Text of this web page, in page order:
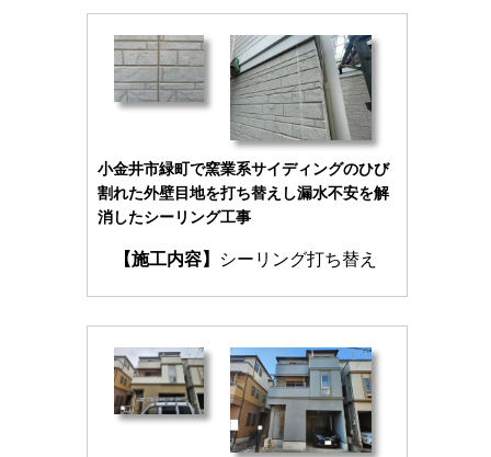
小金井市緑町で窯業系サイディングのひび
割れた外壁目地を打ち替えし漏水不安を解
消したシーリング工事
【施工内容】 シーリング打ち替え